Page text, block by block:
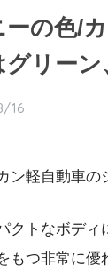
ーの色/
リーン
16
ン軽自動車の
クトなボディ
もつ非常に優